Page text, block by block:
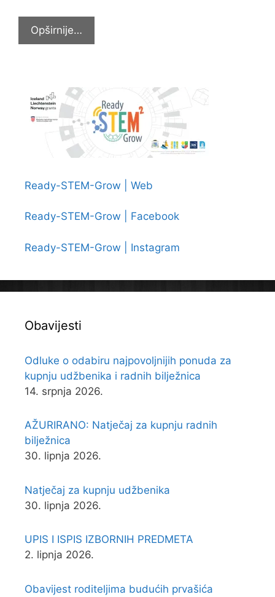
Opširnije…
Istra
Ready-STEM-Grow | Web
Ready-STEM-Grow | Facebook
Ready-STEM-Grow | Instagram
Obavijesti
Odluke o odabiru najpovoljnijih ponuda za
kupnju udžbenika i radnih bilježnica
14. srpnja 2026.
AŽURIRANO: Natječaj za kupnju radnih
bilježnica
30. lipnja 2026.
Natječaj za kupnju udžbenika
30. lipnja 2026.
UPIS I ISPIS IZBORNIH PREDMETA
2. lipnja 2026.
Obavijest roditeljima budućih prvašića